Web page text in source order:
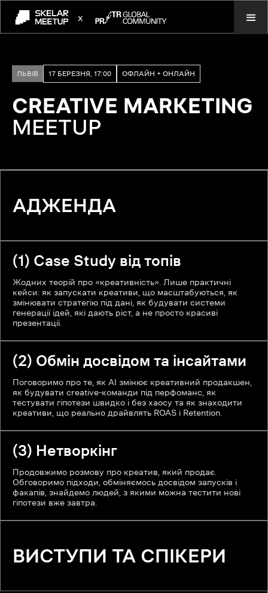
x
ЛЬВІВ 17 БЕРЕЗНЯ, 17:00 ОФЛАЙН + ОНЛАЙН
CREATIVE MARKETING
MEETUP
АДЖЕНДА
(1) Case Study від топів
Жодних теорій про «креативність». Лише практичні
кейси: як запускати креативи, що масштабуються, як
змінювати стратегію під дані, як будувати системи
генерації ідей, які дають ріст, а не просто красиві
презентації.
(2) Обмін досвідом та інсайтами
Поговоримо про те, як AI змінює креативний продакшен,
як будувати creative-команди під перфоманс, як
тестувати гіпотези швидко і без хаосу та як знаходити
креативи, що реально драйвлять ROAS і Retention.
(3) Нетворкінг
Продовжимо розмову про креатив, який продає.
Обговоримо підходи, обміняємось досвідом запусків і
факапів, знайдемо людей, з якими можна тестити нові
гіпотези вже завтра.
ВИСТУПИ ТА СПІКЕРИ